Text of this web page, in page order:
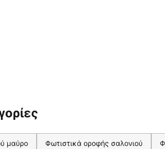
μαύρο Φωτιστικά οροφής σαλονιού